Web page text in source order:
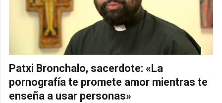
Patxi Bronchalo, sacerdote: «La
pornografía te promete amor mientras te
enseña a usar personas»